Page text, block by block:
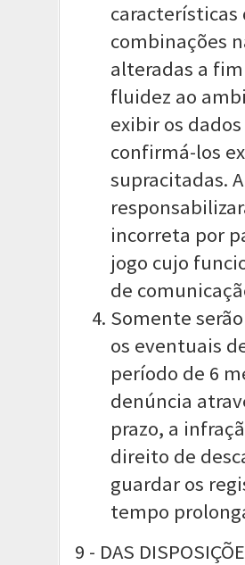
características
combinações
alteradas a
fluidez ao
exibir os
confirmá-los
supracitadas.
incorreta por
jogo cujo
de
Somente
os eventuais
período de 6
denúncia
prazo, a
direito de
guardar os
tempo
9 - DAS